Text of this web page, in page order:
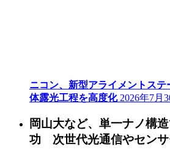
ニコン、新型アライメントス
体露光工程を高度化 2026年7月
岡山大など、単一ナノ構
功 次世代光通信やセンサ